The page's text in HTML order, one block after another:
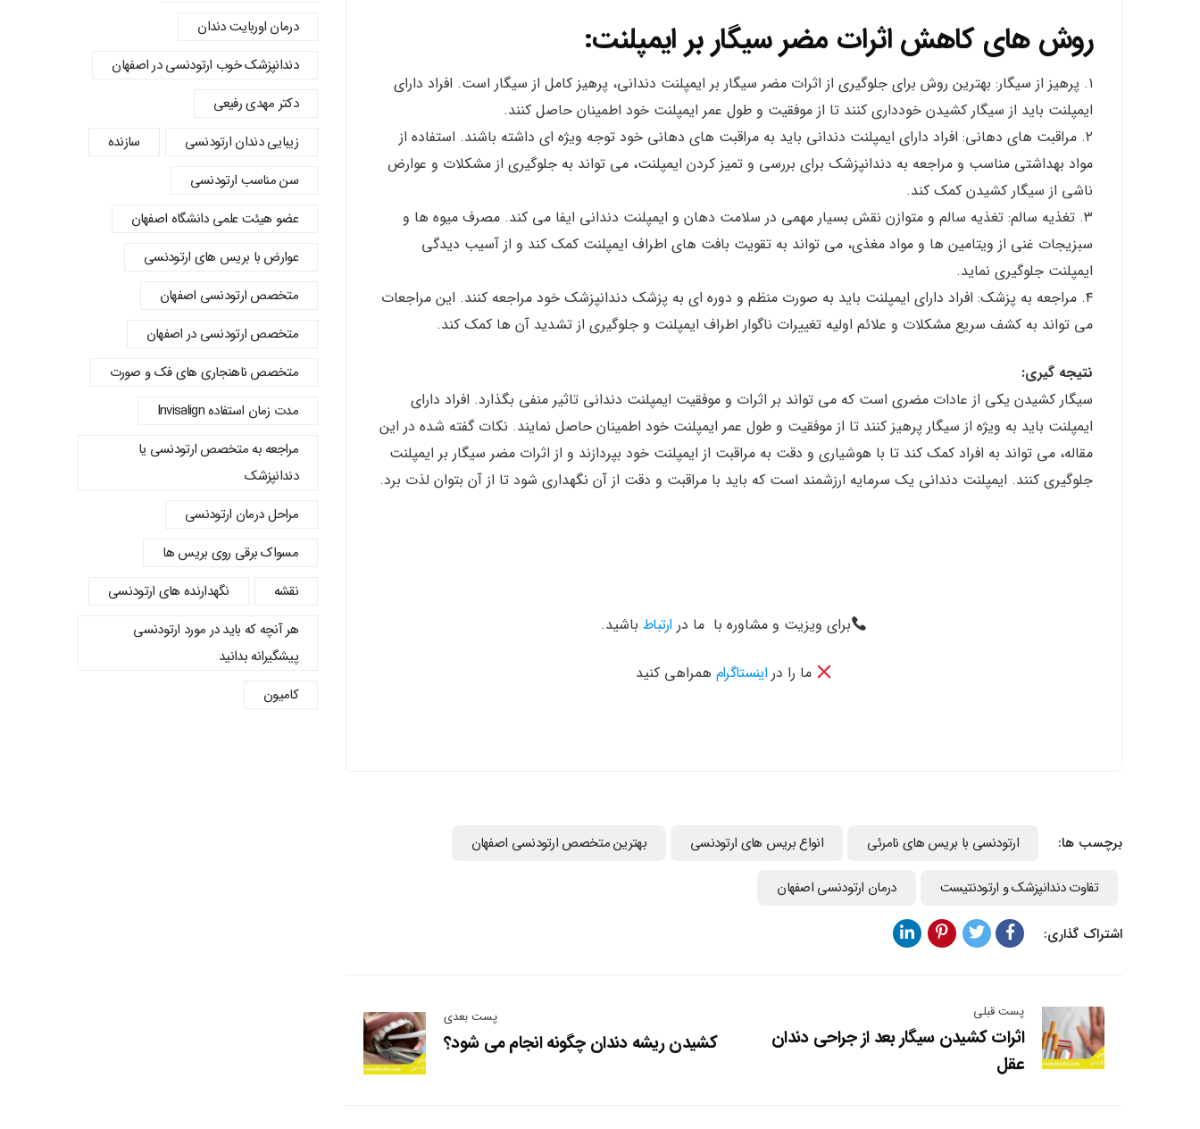
روش های کاهش اثرات مضر سیگار بر ایمپلنت:
۱. پرهیز از سیگار: بهترین روش برای جلوگیری از اثرات مضر سیگار بر ایمپلنت دندانی، پرهیز کامل از سیگار است. افراد دارای
ایمپلنت باید از سیگار کشیدن خودداری کنند تا از موفقیت و طول عمر ایمپلنت خود اطمینان حاصل کنند.
۲. مراقبت های دهانی: افراد دارای ایمپلنت دندانی باید به مراقبت های دهانی خود توجه ویژه ای داشته باشند. استفاده از
مواد بهداشتی مناسب و مراجعه به دندانپزشک برای بررسی و تمیز کردن ایمپلنت، می تواند به جلوگیری از مشکلات و عوارض
ناشی از سیگار کشیدن کمک کند.
۳. تغذیه سالم: تغذیه سالم و متوازن نقش بسیار مهمی در سلامت دهان و ایمپلنت دندانی ایفا می کند. مصرف میوه ها و
سبزیجات غنی از ویتامین ها و مواد مغذی، می تواند به تقویت بافت های اطراف ایمپلنت کمک کند و از آسیب دیدگی
ایمپلنت جلوگیری نماید.
۴. مراجعه به پزشک: افراد دارای ایمپلنت باید به صورت منظم و دوره ای به پزشک دندانپزشک خود مراجعه کنند. این مراجعات
می تواند به کشف سریع مشکلات و علائم اولیه تغییرات ناگوار اطراف ایمپلنت و جلوگیری از تشدید آن ها کمک کند.
نتیجه گیری:
سیگار کشیدن یکی از عادات مضری است که می تواند بر اثرات و موفقیت ایمپلنت دندانی تاثیر منفی بگذارد. افراد دارای
ایمپلنت باید به ویژه از سیگار پرهیز کنند تا از موفقیت و طول عمر ایمپلنت خود اطمینان حاصل نمایند. نکات گفته شده در این
مقاله، می تواند به افراد کمک کند تا با هوشیاری و دقت به مراقبت از ایمپلنت خود بپردازند و از اثرات مضر سیگار بر ایمپلنت
جلوگیری کنند. ایمپلنت دندانی یک سرمایه ارزشمند است که باید با مراقبت و دقت از آن نگهداری شود تا از آن بتوان لذت برد.
برای ویزیت و مشاوره با ما درارتباط باشید.
ما را دراینستاگرام همراهی کنید
برچسب ها: ارتودنسی با بریس های نامرئی انواع بریس های ارتودنسی بهترین متخصص ارتودنسی اصفهان
تفاوت دندانپزشک و ارتودنتیست درمان ارتودنسی اصفهان
اشتراک گذاری:
پست قبلی
اثرات کشیدن سیگار بعد از جراحی دندان
عقل
پست بعدی
کشیدن ریشه دندان چگونه انجام می شود؟
درمان اوربایت دندان
دندانپزشک خوب ارتودنسی در اصفهان
دکتر مهدی رفیعی
زیبایی دندان ارتودنسی
سازنده
سن مناسب ارتودنسی
عضو هیئت علمی دانشگاه اصفهان
عوارض با بریس های ارتودنسی
متخصص ارتودنسی اصفهان
متخصص ارتودنسی در اصفهان
متخصص ناهنجاری های فک و صورت
مدت زمان استفاده Invisalign
مراجعه به متخصص ارتودنسی یا
دندانپزشک
مراحل درمان ارتودنسی
مسواک برقی روی بریس ها
نقشه
نگهدارنده های ارتودنسی
هر آنچه که باید در مورد ارتودنسی
پیشگیرانه بدانید
کامیون